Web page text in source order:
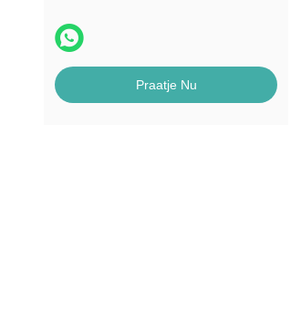
Praatje Nu